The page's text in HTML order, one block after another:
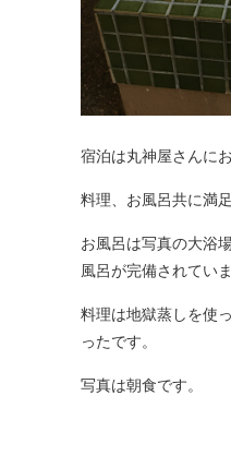
宿泊は丸神屋さんに
料理、お風呂共に満足
お風呂は写真の大浴
風呂が完備されていま
料理は地獄蒸しを使
ったです。
写真は朝食です。